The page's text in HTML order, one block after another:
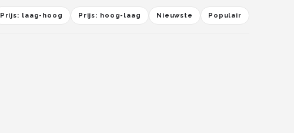
Prijs: laag-hoog Prijs: hoog-laag Nieuwste Populair